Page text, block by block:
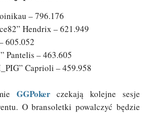
– 796.176
Hendrix – 621.949
605.052
Pantelis – 463.605
Caprioli – 459.958
GGPoker czekają kolejne sesje
O bransoletki powalczyć będzie